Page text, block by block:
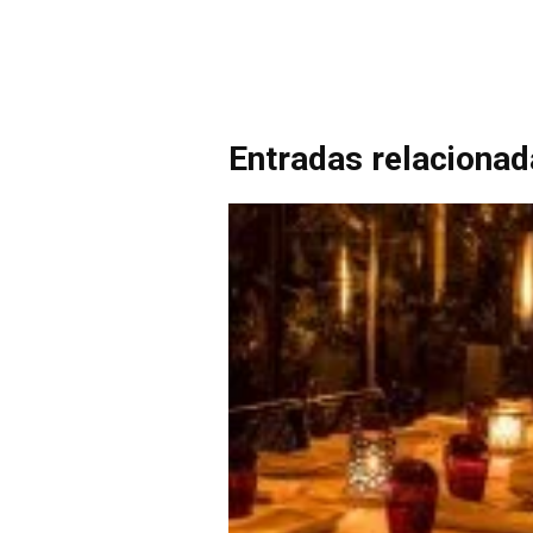
Entradas